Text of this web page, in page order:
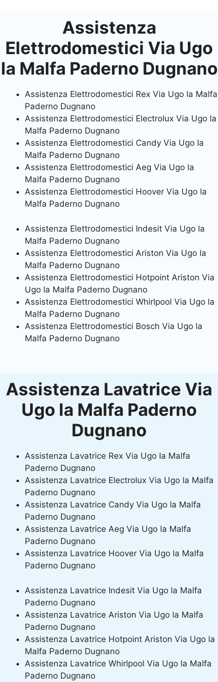
Assistenza
Elettrodomestici Via Ugo
la Malfa Paderno Dugnano
Assistenza Elettrodomestici Rex Via Ugo la Malfa
Paderno Dugnano
Assistenza Elettrodomestici Electrolux Via Ugo la
Malfa Paderno Dugnano
Assistenza Elettrodomestici Candy Via Ugo la
Malfa Paderno Dugnano
Assistenza Elettrodomestici Aeg Via Ugo la
Malfa Paderno Dugnano
Assistenza Elettrodomestici Hoover Via Ugo la
Malfa Paderno Dugnano
Assistenza Elettrodomestici Indesit Via Ugo la
Malfa Paderno Dugnano
Assistenza Elettrodomestici Ariston Via Ugo la
Malfa Paderno Dugnano
Assistenza Elettrodomestici Hotpoint Ariston Via
Ugo la Malfa Paderno Dugnano
Assistenza Elettrodomestici Whirlpool Via Ugo la
Malfa Paderno Dugnano
Assistenza Elettrodomestici Bosch Via Ugo la
Malfa Paderno Dugnano
Assistenza Lavatrice Via
Ugo la Malfa Paderno
Dugnano
Assistenza Lavatrice Rex Via Ugo la Malfa
Paderno Dugnano
Assistenza Lavatrice Electrolux Via Ugo la Malfa
Paderno Dugnano
Assistenza Lavatrice Candy Via Ugo la Malfa
Paderno Dugnano
Assistenza Lavatrice Aeg Via Ugo la Malfa
Paderno Dugnano
Assistenza Lavatrice Hoover Via Ugo la Malfa
Paderno Dugnano
Assistenza Lavatrice Indesit Via Ugo la Malfa
Paderno Dugnano
Assistenza Lavatrice Ariston Via Ugo la Malfa
Paderno Dugnano
Assistenza Lavatrice Hotpoint Ariston Via Ugo la
Malfa Paderno Dugnano
Assistenza Lavatrice Whirlpool Via Ugo la Malfa
Paderno Dugnano